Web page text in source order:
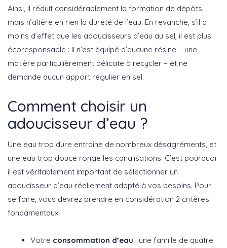
Ainsi, il réduit considérablement la formation de dépôts,
mais n’altère en rien la dureté de l’eau. En revanche, s’il a
moins d’effet que les adoucisseurs d’eau au sel, il est plus
écoresponsable : il n’est équipé d’aucune résine – une
matière particulièrement délicate à recycler – et ne
demande aucun apport régulier en sel.
Comment choisir un
adoucisseur d’eau ?
Une eau trop dure entraîne de nombreux désagréments, et
une eau trop douce ronge les canalisations. C’est pourquoi
il est véritablement important de sélectionner un
adoucisseur d’eau réellement adapté à vos besoins. Pour
se faire, vous devrez prendre en considération 2 critères
fondamentaux :
Votre consommation d’eau : une famille de quatre